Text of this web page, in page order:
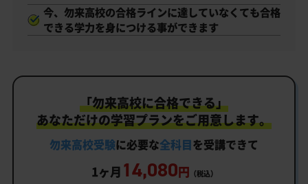
今、勿来高校の合格ラインに達していなくても合格
できる学力を身につける事ができます
「勿来高校に合格できる」
あなただけの学習プランをご用意します。
勿来高校受験に必要な全科目を受講できて
1ヶ月 14,080円 （税込）